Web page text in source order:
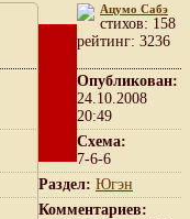
Ацумо Сабэ
cтихов: 158
рейтинг: 3236
Опубликован:
24.10.2008
20:49
Схема:
7-6-6
Раздел: Югэн
Комментариев: